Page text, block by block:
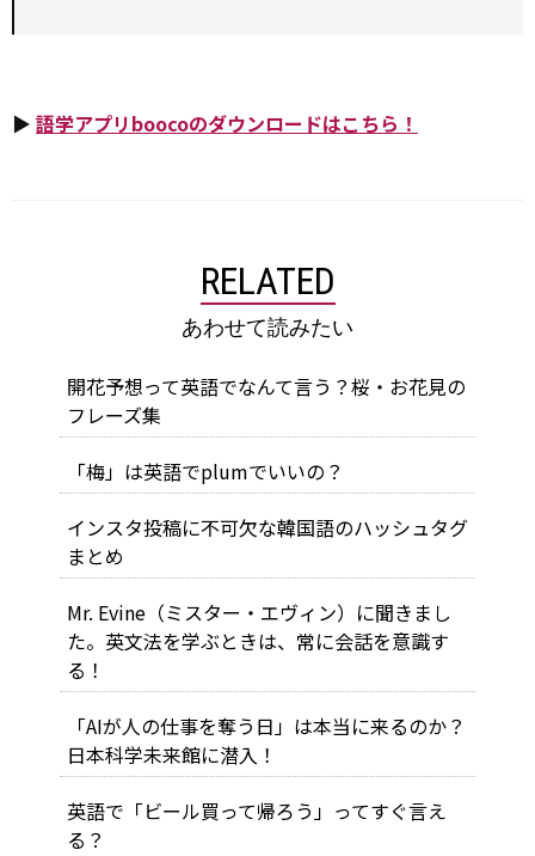
▶ 語学アプリboocoのダウンロードはこちら！
RELATED
あわせて読みたい
開花予想って英語でなんて言う？桜・お花見の
フレーズ集
「梅」は英語でplumでいいの？
インスタ投稿に不可欠な韓国語のハッシュタグ
まとめ
Mr. Evine（ミスター・エヴィン）に聞きまし
た。英文法を学ぶときは、常に会話を意識す
る！
「AIが人の仕事を奪う日」は本当に来るのか？
日本科学未来館に潜入！
英語で「ビール買って帰ろう」ってすぐ言え
る？